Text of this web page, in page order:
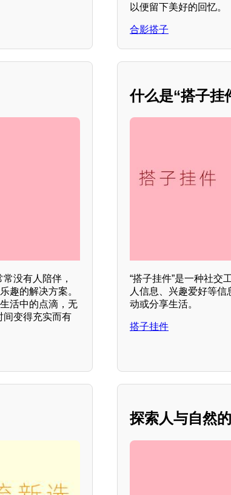
以便留下美好的回忆。
合影搭子
没有人陪伴，
趣的解决方案。
活中的点滴，无
间变得充实而有
什么是“搭子挂
“搭子挂件”是一种社交
人信息、兴趣爱好等
动或分享生活。
搭子挂件
探索人与自然